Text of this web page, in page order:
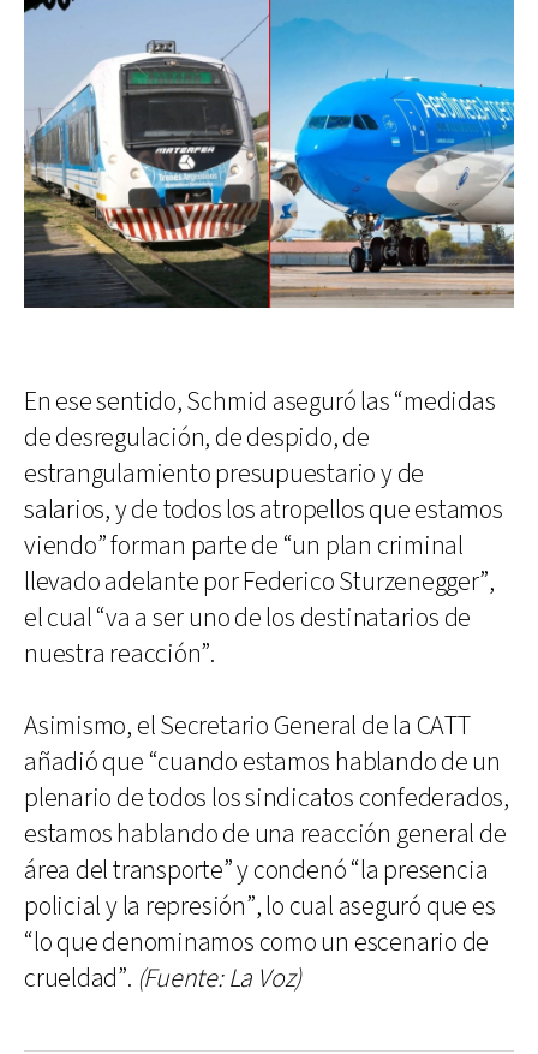
En ese sentido, Schmid aseguró las “medidas
de desregulación, de despido, de
estrangulamiento presupuestario y de
salarios, y de todos los atropellos que estamos
viendo” forman parte de “un plan criminal
llevado adelante por Federico Sturzenegger”,
el cual “va a ser uno de los destinatarios de
nuestra reacción”.
Asimismo, el Secretario General de la CATT
añadió que “cuando estamos hablando de un
plenario de todos los sindicatos confederados,
estamos hablando de una reacción general de
área del transporte” y condenó “la presencia
policial y la represión”, lo cual aseguró que es
“lo que denominamos como un escenario de
crueldad”. (Fuente: La Voz)